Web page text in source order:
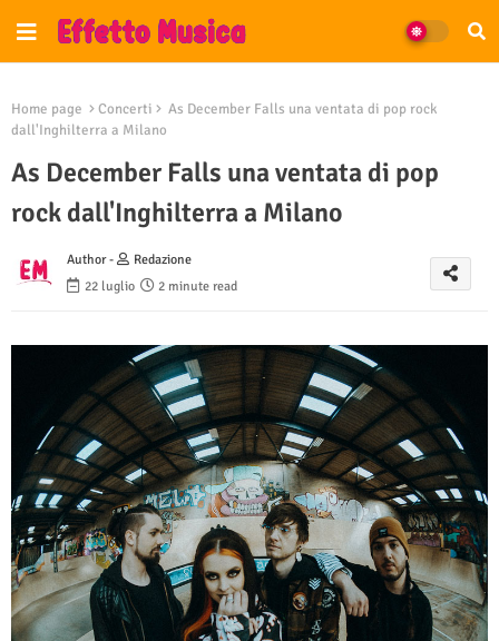
Home page Concerti
As December Falls una ventata di pop rock
dall'Inghilterra a Milano
As December Falls una ventata di pop
rock dall'Inghilterra a Milano
Author -
Redazione
22 luglio
2 minute read